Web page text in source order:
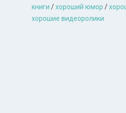
книги /хороший юмор /
хорошие видеоролики